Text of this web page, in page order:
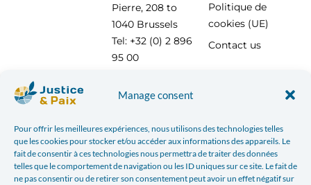
Manage consent
Pour offrir les meilleures expériences, nous utilisons des technologies telles
que les cookies pour stocker et/ou accéder aux informations des appareils. Le
fait de consentir à ces technologies nous permettra de traiter des données
telles que le comportement de navigation ou les ID uniques sur ce site. Le fait de
ne pas consentir ou de retirer son consentement peut avoir un effet négatif sur
Pierre, 208 to
1040 Brussels
Tel: +32 (0) 2 896
95 00
Politique de
cookies (UE)
Contact us
With the support of :